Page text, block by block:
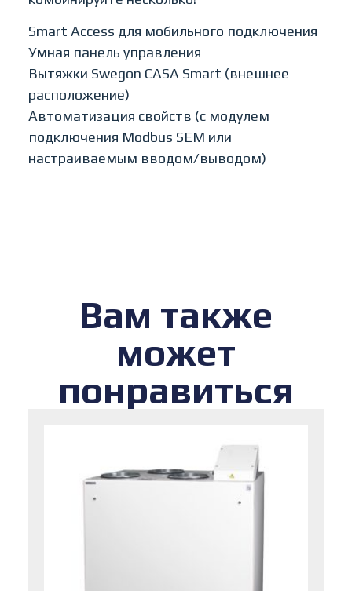
Smart Access для мобильного подключения
Умная панель управления
Вытяжки Swegon CASA Smart (внешнее
расположение)
Автоматизация свойств (с модулем
подключения Modbus SEM или
настраиваемым вводом/выводом)
Вам также
может
понравиться